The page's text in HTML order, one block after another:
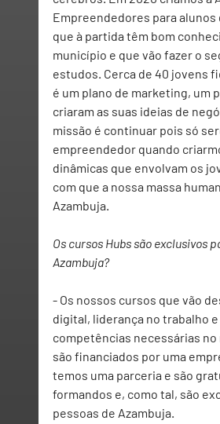
Empreendedores para alunos
que à partida têm bom
município e que vão fazer o
estudos. Cerca de 40 jovens
é um plano de marketing, um
criaram as suas ideias de
missão é continuar pois só
empreendedor quando
dinâmicas que envolvam os
com que a nossa massa
Azambuja.
Os cursos Hubs são exclusivos
Azambuja?
- Os nossos cursos que vão
digital, liderança no trabalho
competências necessárias
são financiados por uma
temos uma parceria e são
formandos e, como tal, são
pessoas de Azambuja.